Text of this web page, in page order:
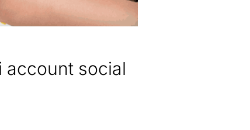
account social